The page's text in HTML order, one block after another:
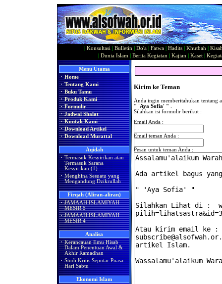
Konsultasi Bulletin Do'a Fatwa Hadits Khutbah
Dunia Islam Berita Kegiatan Kajian Kaset|
Menu Utama
· Home
· Tentang Kami
· Buku Tamu
· Produk Kami
· Formulir
· Jadwal Shalat
· Kontak Kami
· Download Artikel
· Download Murattal
Aqidah
· Termasuk Kesyirikan atau
Termasuk Sarana
Kesyirikan (1)
· Menghina Sesuatu yang
Mengandung Dzikrullah
Firqah (Aliran-aliran)
· JAMAAH ISLAMIYAH
MESIR 5
· JAMAAH ISLAMIYAH
MESIR 4
Analisa
· Kerancauan Ilmu Hisab
Dalam Penentuan Awal &
Akhir Ramadhan
· Studi Kritis Seputar Puasa
Hari Sabtu
Ekonomi Islam
Kirim ke Teman
Anda ingin memberitahukan tentang
" 'Aya Sofia' "
Silahkan isi formulir berikut :
Email Anda :
Email teman Anda :
Pesan untuk teman Anda :